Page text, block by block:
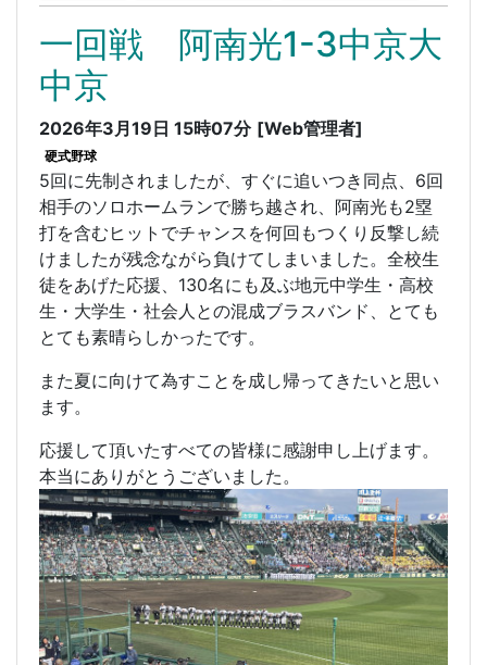
一回戦 阿南光1-3中京大
中京
2026年3月19日 15時07分 [Web管理者]
硬式野球
5回に先制されましたが、すぐに追いつき同点、6回
相手のソロホームランで勝ち越され、阿南光も2塁
打を含むヒットでチャンスを何回もつくり反撃し続
けましたが残念ながら負けてしまいました。全校生
徒をあげた応援、130名にも及ぶ地元中学生・高校
生・大学生・社会人との混成ブラスバンド、とても
とても素晴らしかったです。
また夏に向けて為すことを成し帰ってきたいと思い
ます。
応援して頂いたすべての皆様に感謝申し上げます。
本当にありがとうございました。